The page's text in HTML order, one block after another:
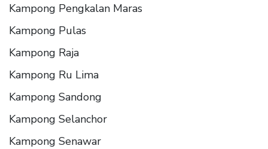
Kampong Pengkalan Maras
Kampong Pulas
Kampong Raja
Kampong Ru Lima
Kampong Sandong
Kampong Selanchor
Kampong Senawar